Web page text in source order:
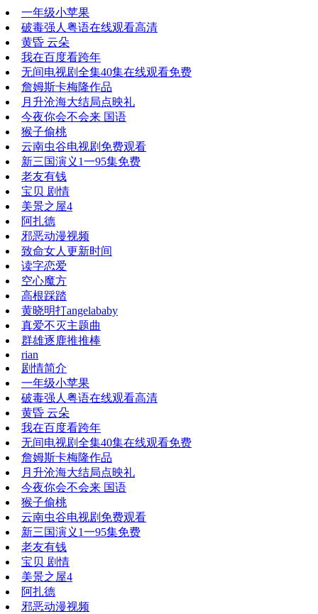
一年级小苹果
破毒强人粤语在线观看高清
黄昏 云朵
我在百度看跨年
无间电视剧全集40集在线观看免费
詹姆斯卡梅隆作品
月升沧海大结局点映礼
今夜你会不会来 国语
猴子偷桃
云南虫谷电视剧免费观看
新三国演义1一95集免费
老友有钱
宝贝 剧情
美景之屋4
阿扎德
邪恶动漫视频
致命女人更新时间
读字恋爱
空心魔方
高根踩踏
黄晓明打angelababy
真爱不灭主题曲
群雄逐鹿推推棒
rian
剧情简介
一年级小苹果
破毒强人粤语在线观看高清
黄昏 云朵
我在百度看跨年
无间电视剧全集40集在线观看免费
詹姆斯卡梅隆作品
月升沧海大结局点映礼
今夜你会不会来 国语
猴子偷桃
云南虫谷电视剧免费观看
新三国演义1一95集免费
老友有钱
宝贝 剧情
美景之屋4
阿扎德
邪恶动漫视频